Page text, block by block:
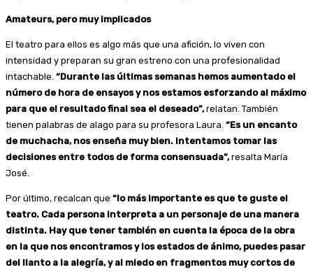
Amateurs, pero muy implicados
El teatro para ellos es algo más que una afición, lo viven con
intensidad y preparan su gran estreno con una profesionalidad
intachable. “Durante las últimas semanas hemos aumentado el
número de hora de ensayos y nos estamos esforzando al máximo
para que el resultado final sea el deseado”,relatan. También
tienen palabras de alago para su profesora Laura. “Es un encanto
de muchacha, nos enseña muy bien. Intentamos tomar las
decisiones entre todos de forma consensuada”,resalta María
José.
Por último, recalcan que “lo más importante es que te guste el
teatro. Cada persona interpreta a un personaje de una manera
distinta. Hay que tener también en cuenta la época de la obra
en la que nos encontramos y los estados de ánimo, puedes pasar
del llanto a la alegría, y al miedo en fragmentos muy cortos de